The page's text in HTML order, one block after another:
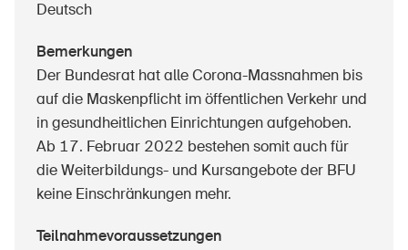
Deutsch
Bemerkungen
Der Bundesrat hat alle Corona-Massnahmen bis
auf die Maskenpflicht im öffentlichen Verkehr und
in gesundheitlichen Einrichtungen aufgehoben.
Ab 17. Februar 2022 bestehen somit auch für
die Weiterbildungs- und Kursangebote der BFU
keine Einschränkungen mehr.
Teilnahmevoraussetzungen